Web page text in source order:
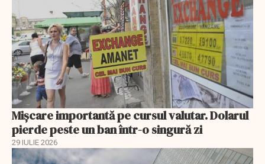
Mișcare importantă pe cursul valutar. Dolarul
pierde peste un ban într-o singură zi
29 IULIE 2026